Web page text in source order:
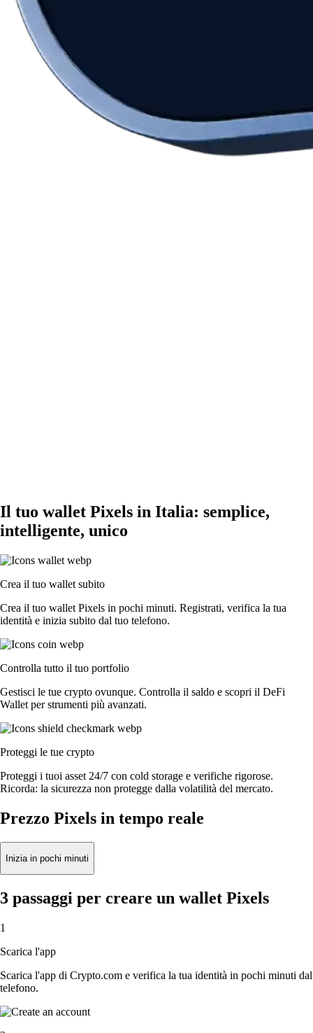
Il tuo wallet Pixels in Italia: semplice,
intelligente, unico
Crea il tuo wallet subito
Crea il tuo wallet Pixels in pochi minuti. Registrati, verifica la tua
identità e inizia subito dal tuo telefono.
Controlla tutto il tuo portfolio
Gestisci le tue crypto ovunque. Controlla il saldo e scopri il DeFi
Wallet per strumenti più avanzati.
Proteggi le tue crypto
Proteggi i tuoi asset 24/7 con cold storage e verifiche rigorose.
Ricorda: la sicurezza non protegge dalla volatilità del mercato.
Prezzo Pixels in tempo reale
Inizia in pochi minuti
3 passaggi per creare un wallet Pixels
1
Scarica l'app
Scarica l'app di Crypto.com e verifica la tua identità in pochi minuti dal
telefono.